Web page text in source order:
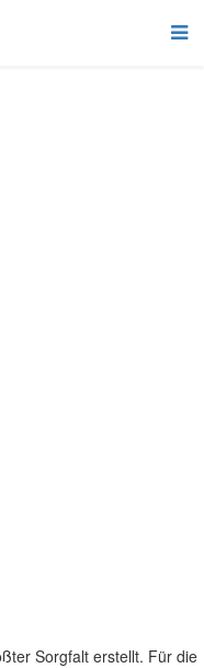
Sorgfalt erstellt. Für die